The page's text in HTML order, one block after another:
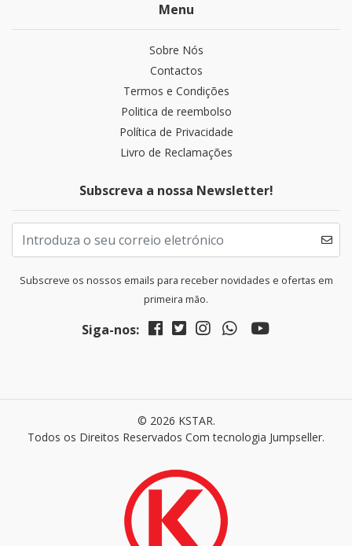
Menu
Sobre Nós
Contactos
Termos e Condições
Politica de reembolso
Política de Privacidade
Livro de Reclamações
Subscreva a nossa Newsletter!
Subscreve os nossos emails para receber novidades e ofertas em
primeira mão.
Siga-nos:
© 2026 KSTAR.
Todos os Direitos Reservados Com tecnologia Jumpseller.